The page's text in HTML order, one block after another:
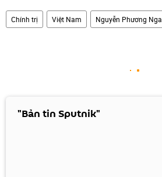
Chính trị Việt Nam Nguyễn Phương Nga
"Bản tin Sputnik"